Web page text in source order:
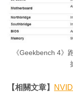
《Geekbench 4》
【相關文章】